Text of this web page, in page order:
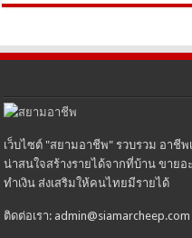
เว็บไซต์ "สยามอาชีพ" รวบรวม อาชี
น่าสนใจสร้างรายได้จากที่บ้าน ขาย
ทำเงิน ส่งเสริมให้คนไทยมีรายได้
ติดต่อเรา: admin@siamarcheep.com